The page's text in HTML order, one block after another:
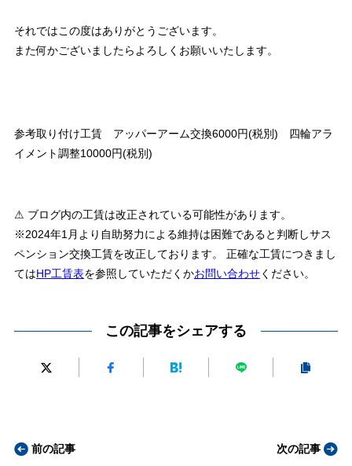
それではこの度はありがとうございます。
また何かございましたらよろしくお願いいたします。
参考取り付け工賃 アッパーアーム交換6000円(税別) 四輪アラ
イメント調整10000円(税別)
⚠ ブログ内の工賃は改正されている可能性があります。
※2024年1月より自助努力による維持は困難であると判断しサス
ペンション交換工賃を改正しております。 正確な工賃につきまし
てはHP工賃表を参照していただくかお問い合わせください。
この記事をシェアする
前の記事 次の記事